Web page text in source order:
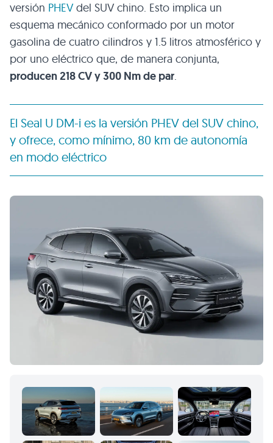
versión PHEVdel SUV chino. Esto implica un
esquema mecánico conformado por un motor
gasolina de cuatro cilindros y 1.5 litros atmosférico y
por uno eléctrico que, de manera conjunta,
producen 218 CV y 300 Nm de par.
El Seal U DM-i es la versión PHEV del SUV chino,
y ofrece, como mínimo, 80 km de autonomía
en modo eléctrico